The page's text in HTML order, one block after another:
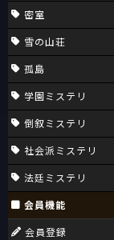
密室
雪の山荘
孤島
学園ミステリ
倒叙ミステリ
社会派ミステリ
法廷ミステリ
会員機能
会員登録